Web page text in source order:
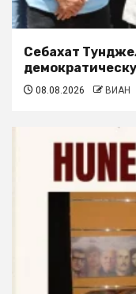
Себахат
08.08.2026 ВИАН